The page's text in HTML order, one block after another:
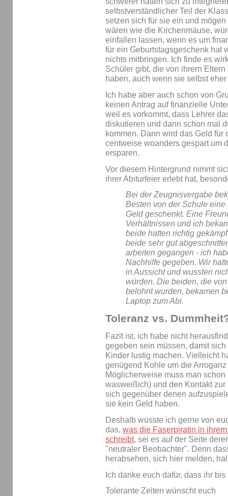
selbstverständlicher Teil der
setzen sich für sie ein und
wären wie die Kirchenmäuse,
einfallen lassen, wenn es um
für ein Geburtstagsgeschenk hat
nichts mitbringen. Ich finde es
Schüler gibt, die von ihrern
haben, auch wenn sie selbst
Ich habe aber auch schon von
keinen Antrag auf finanzielle
weil es vorkommt, dass Lehrer
diskutieren und dann schon mal
kommen. Dann wird das Geld
centweise woanders gespart um
ersparen.
Vor diesem Hintergrund nimmt
ihrer Abiturfeier erlebt hat,
Bei der Zeugnisvergabe
Besten von der Schule
Geld geschenkt. Eine
Verhältnissen und ich
beide hatten richtig
beide sehr gut
arbeiten gegangen - ich
Nachhilfe gegeben. Wir
in Aussicht und wussten
würden. Die beiden, die
belohnt wurden, bekamen
Laptop zum Abi.
Toleranz vs.
Fazit ist, ich habe nicht
gegeben sein müssen, damit
Kinder lustig machen. Vielleicht
genügend Kohle um die
Möglicherweise muss man
wasweißich) und den Kontakt
sich gegenüber denen
sie kein Geld haben.
Deshalb wüsste ich gerne von
das, was die Faserpiratin in
schreibt, sei es auf der Seite
"neutraler Beobachter". Denn
herabsehen, sich hier melden,
Ich danke euch dafür, dass ihr
Tolerante Zeiten wünscht euch